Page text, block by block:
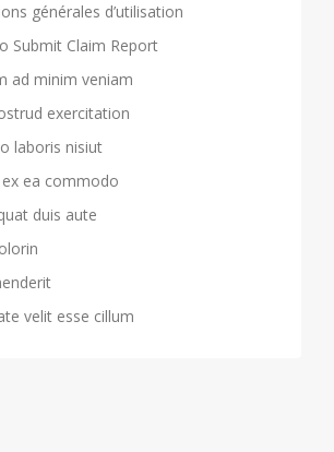
générales d’utilisation
Submit Claim Report
ad minim veniam
exercitation
laboris nisiut
ea commodo
duis aute
velit esse cillum